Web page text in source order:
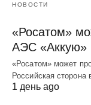
НОВОСТИ
«Росатом»
АЭС «Аккую»
«Росатом» может
Российская
1 день ago